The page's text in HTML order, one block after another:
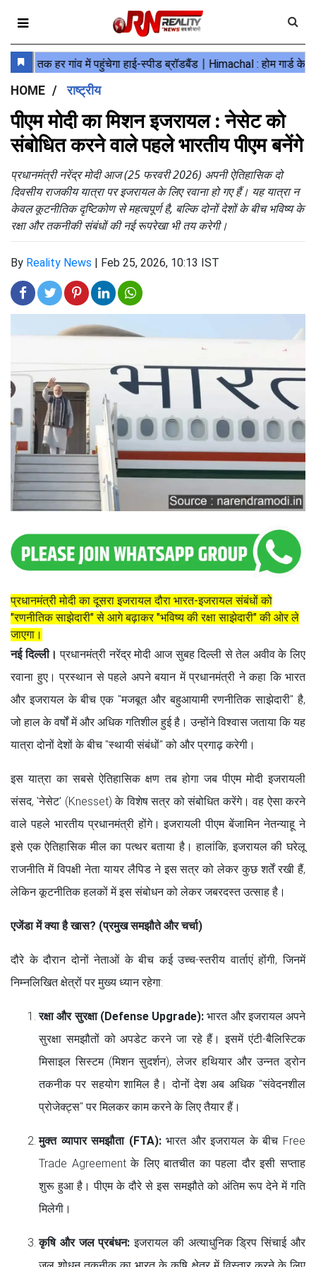
HOME राष्ट्रीय
पीएम मोदी का मिशन इजरायल : नेसेट को
संबोधित करने वाले पहले भारतीय पीएम बनेंगे
प्रधानमंत्री नरेंद्र मोदी आज (25 फरवरी 2026) अपनी ऐतिहासिक दो
दिवसीय राजकीय यात्रा पर इजरायल के लिए रवाना हो गए हैं। यह यात्रा न
केवल कूटनीतिक दृष्टिकोण से महत्वपूर्ण है, बल्कि दोनों देशों के बीच भविष्य के
रक्षा और तकनीकी संबंधों की नई रूपरेखा भी तय करेगी।
By Reality News | Feb 25, 2026, 10:13 IST
प्रधानमंत्री मोदी का दूसरा इजरायल दौरा भारत-इजरायल संबंधों को
"रणनीतिक साझेदारी" से आगे बढ़ाकर "भविष्य की रक्षा साझेदारी" की ओर ले
जाएगा।
नई दिल्ली।प्रधानमंत्री नरेंद्र मोदी आज सुबह दिल्ली से तेल अवीव के लिए
रवाना हुए। प्रस्थान से पहले अपने बयान में प्रधानमंत्री ने कहा कि भारत
और इजरायल के बीच एक "मजबूत और बहुआयामी रणनीतिक साझेदारी" है,
जो हाल के वर्षों में और अधिक गतिशील हुई है। उन्होंने विश्वास जताया कि यह
यात्रा दोनों देशों के बीच "स्थायी संबंधों" को और प्रगाढ़ करेगी।
इस यात्रा का सबसे ऐतिहासिक क्षण तब होगा जब पीएम मोदी इजरायली
संसद, 'नेसेट' (Knesset) के विशेष सत्र को संबोधित करेंगे। वह ऐसा करने
वाले पहले भारतीय प्रधानमंत्री होंगे। इजरायली पीएम बेंजामिन नेतन्याहू ने
इसे एक ऐतिहासिक मील का पत्थर बताया है। हालांकि, इजरायल की घरेलू
राजनीति में विपक्षी नेता यायर लैपिड ने इस सत्र को लेकर कुछ शर्तें रखी हैं,
लेकिन कूटनीतिक हलकों में इस संबोधन को लेकर जबरदस्त उत्साह है।
एजेंडा में क्या है खास? (प्रमुख समझौते और चर्चा)
दौरे के दौरान दोनों नेताओं के बीच कई उच्च-स्तरीय वार्ताएं होंगी, जिनमें
निम्नलिखित क्षेत्रों पर मुख्य ध्यान रहेगा:
रक्षा और सुरक्षा (Defense Upgrade):भारत और इजरायल अपने
सुरक्षा समझौतों को अपडेट करने जा रहे हैं। इसमें एंटी-बैलिस्टिक
मिसाइल सिस्टम (मिशन सुदर्शन), लेजर हथियार और उन्नत ड्रोन
तकनीक पर सहयोग शामिल है। दोनों देश अब अधिक "संवेदनशील
प्रोजेक्ट्स" पर मिलकर काम करने के लिए तैयार हैं।
मुक्त व्यापार समझौता (FTA):भारत और इजरायल के बीच Free
Trade Agreement के लिए बातचीत का पहला दौर इसी सप्ताह
शुरू हुआ है। पीएम के दौरे से इस समझौते को अंतिम रूप देने में गति
मिलेगी।
कृषि और जल प्रबंधन:इजरायल की अत्याधुनिक ड्रिप सिंचाई और